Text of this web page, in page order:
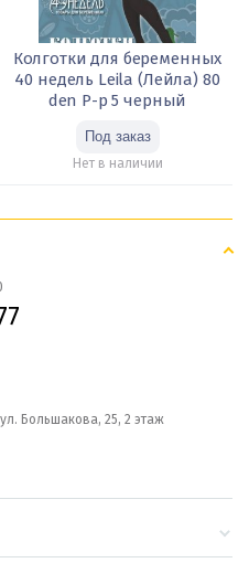
Колготки для беременных
40 недель Leila (Лейла) 80
den Р-р 5 черный
Нет в наличии
Большакова, 25, 2 этаж